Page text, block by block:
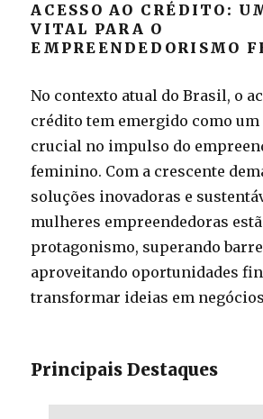
ACESSO AO CRÉDITO:
VITAL PARA O
EMPREENDEDORISMO
No contexto atual do Brasil, o
crédito tem emergido como um
crucial no impulso do
feminino. Com a crescente
soluções inovadoras e
mulheres empreendedoras
protagonismo, superando
aproveitando oportunidades
transformar ideias em
Principais Destaques